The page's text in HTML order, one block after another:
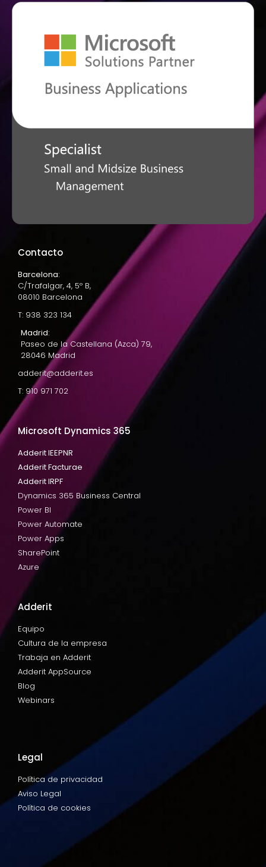
Contacto
Barcelona:
C/Trafalgar, 4, 5º B,
08010 Barcelona
T: 938 323 134
Madrid:
Paseo de la Castellana (Azca) 79,
28046 Madrid
adderit@adderit.es
T: 910 971 702
Microsoft Dynamics 365
Adderit IEEPNR
Adderit Facturae
Adderit IRPF
Dynamics 365 Business Central
Power BI
Power Automate
Power Apps
SharePoint
Azure
Adderit
Equipo
Cultura de la empresa
Trabaja en Adderit
Adderit AppSource
Blog
Webinars
Legal
Política de privacidad
Aviso Legal
Política de cookies